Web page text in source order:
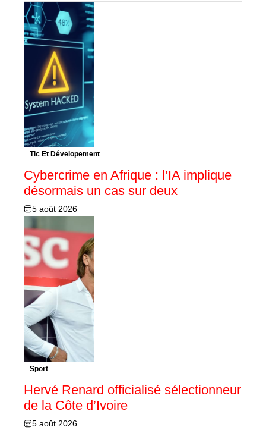
Tic Et Dévelopement
Cybercrime en Afrique : l’IA implique
désormais un cas sur deux
5 août 2026
Sport
Hervé Renard officialisé sélectionneur
de la Côte d’Ivoire
5 août 2026